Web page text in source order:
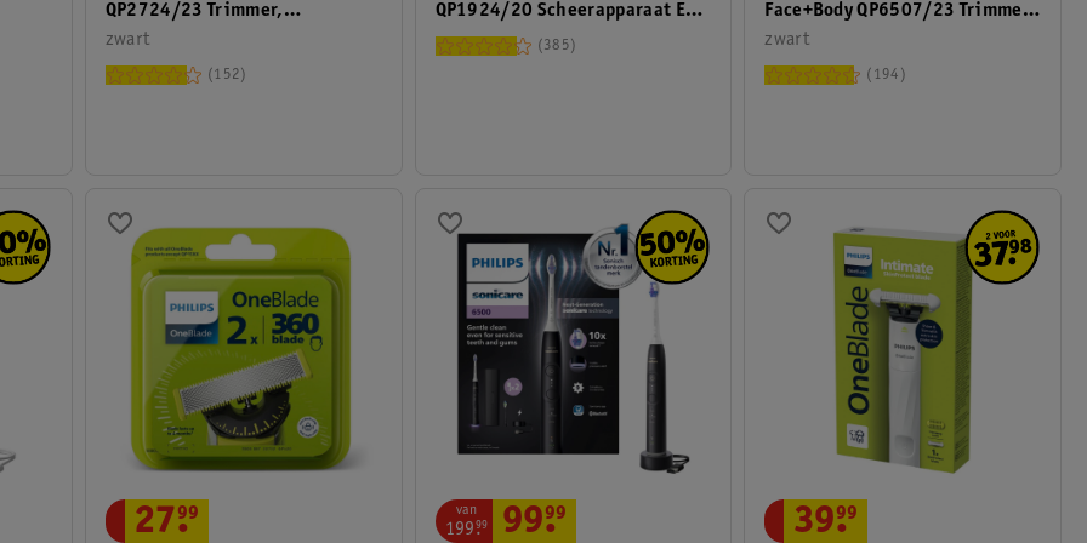
QP2724/23 Trimmer,
Scheerapparaat En Styler
zwart
152
QP1924/20 Scheerapparaat En
Trimmer
385
Face+Body QP6507/23 Trimmer,
Scheerapparaat En Styler
zwart
194
27.
99 van
199.
99 99.
99 39.
99